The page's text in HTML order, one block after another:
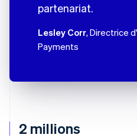
2 millions
partenariat.
Lesley Corr, Directrice
Payments